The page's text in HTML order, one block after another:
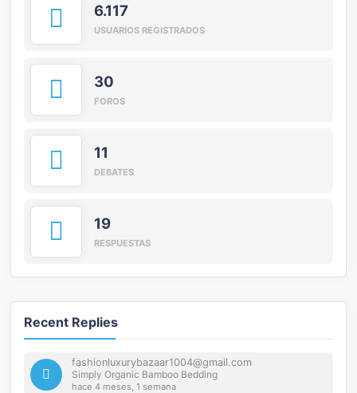
6.117
USUARIOS REGISTRADOS
30
FOROS
11
DEBATES
19
RESPUESTAS
Recent Replies
fashionluxurybazaar1004@gmail.com
Simply Organic Bamboo Bedding
hace 4 meses, 1 semana